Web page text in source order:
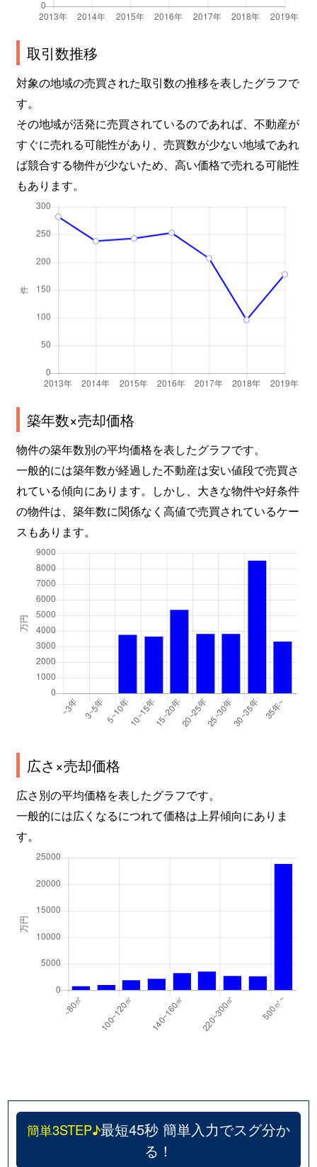
竹の台 2,400万円 西神中央
徒歩11
竹の台
玉津町
510万円 明石
徒歩45
月が丘
700万円 栄(兵庫)
徒歩11
美賀多台
2,200万円 西神中央
徒歩6分
美賀多台
美賀多台
美賀多台
西神中央
美賀多台
西神中央
徒歩15
美賀多台
美賀多台
1,900万円 西神中央
徒歩8分
南別府
1,100万円
取引数推移
対象の地域の売買された取引数の推移を表したグラフで
す。
その地域が活発に売買されているのであれば、不動産が
すぐに売れる可能性があり、売買数が少ない地域であれ
ば競合する物件が少ないため、高い価格で売れる可能性
もあります。
築年数×売却価格
物件の築年数別の平均価格を表したグラフです。
一般的には築年数が経過した不動産は安い値段で売買さ
れている傾向にあります。しかし、大きな物件や好条件
の物件は、築年数に関係なく高値で売買されているケー
スもあります。
広さ×売却価格
広さ別の平均価格を表したグラフです。
一般的には広くなるにつれて価格は上昇傾向にありま
す。
簡単3STEP♪最短45秒 簡単入力でスグ分か
る！